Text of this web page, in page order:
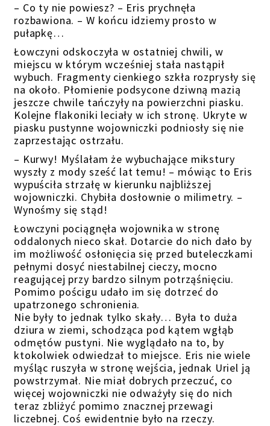
– Co ty nie powiesz? – Eris prychnęła
rozbawiona. – W końcu idziemy prosto w
pułapkę…
Łowczyni odskoczyła w ostatniej chwili, w
miejscu w którym wcześniej stała nastąpił
wybuch. Fragmenty cienkiego szkła rozprysły się
na około. Płomienie podsycone dziwną mazią
jeszcze chwile tańczyły na powierzchni piasku.
Kolejne flakoniki leciały w ich stronę. Ukryte w
piasku pustynne wojowniczki podniosły się nie
zaprzestając ostrzału.
– Kurwy! Myślałam że wybuchające mikstury
wyszły z mody sześć lat temu! – mówiąc to Eris
wypuściła strzałę w kierunku najbliższej
wojowniczki. Chybiła dosłownie o milimetry. –
Wynośmy się stąd!
Łowczyni pociągnęła wojownika w stronę
oddalonych nieco skał. Dotarcie do nich dało by
im możliwość osłonięcia się przed buteleczkami
pełnymi dosyć niestabilnej cieczy, mocno
reagującej przy bardzo silnym potrząśnięciu.
Pomimo pościgu udało im się dotrzeć do
upatrzonego schronienia.
Nie były to jednak tylko skały… Była to duża
dziura w ziemi, schodząca pod kątem wgłąb
odmętów pustyni. Nie wyglądało na to, by
ktokolwiek odwiedzał to miejsce. Eris nie wiele
myśląc ruszyła w stronę wejścia, jednak Uriel ją
powstrzymał. Nie miał dobrych przeczuć, co
więcej wojowniczki nie odważyły się do nich
teraz zbliżyć pomimo znacznej przewagi
liczebnej. Coś ewidentnie było na rzeczy.